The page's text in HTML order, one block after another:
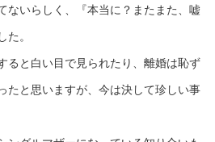
ないらしく、『本当に？またまた、嘘
た。
ると白い目で見られたり、離婚は恥ず
たと思いますが、今は決して珍しい事